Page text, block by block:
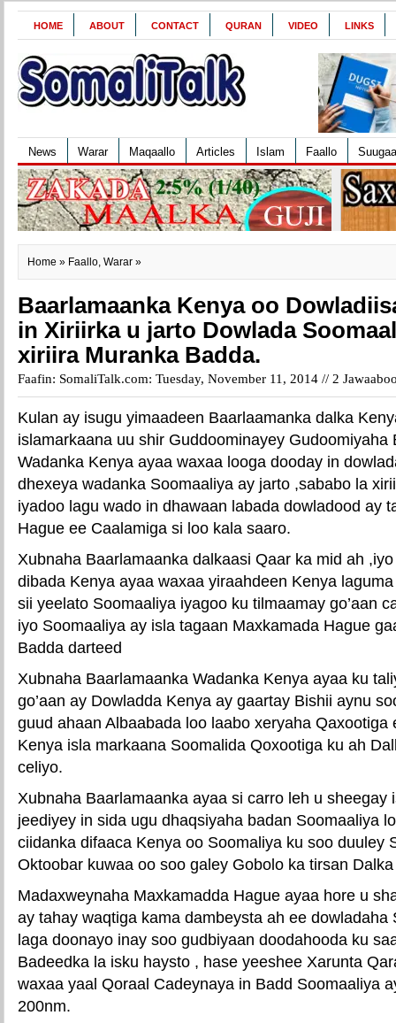
HOME ABOUT CONTACT QURAN VIDEO LINKS
News Warar Maqaallo Articles Islam Faallo
Home » Faallo, Warar »
Baarlamaanka Kenya oo
in Xiriirka u jarto Dowlada
xiriira Muranka Badda.
Faafin: SomaliTalk.com: Tuesday, November 11, 2014 // 2
Kulan ay isugu yimaadeen Baarlaamanka dalka
islamarkaana uu shir Guddoominayey Gudoomiyaha
Wadanka Kenya ayaa waxaa looga dooday in
dhexeya wadanka Soomaaliya ay jarto ,sababo la
iyadoo lagu wado in dhawaan labada dowladood ay
Hague ee Caalamiga si loo kala saaro.
Xubnaha Baarlamaanka dalkaasi Qaar ka mid ah
dibada Kenya ayaa waxaa yiraahdeen Kenya
sii yeelato Soomaaliya iyagoo ku tilmaamay go’aan
iyo Soomaaliya ay isla tagaan Maxkamada Hague
Badda darteed
Xubnaha Baarlamaanka Wadanka Kenya ayaa ku
go’aan ay Dowladda Kenya ay gaartay Bishii aynu
guud ahaan Albaabada loo laabo xeryaha Qaxootiga
Kenya isla markaana Soomalida Qoxootiga ku ah
celiyo.
Xubnaha Baarlamaanka ayaa si carro leh u sheegay
jeediyey in sida ugu dhaqsiyaha badan Soomaaliya
ciidanka difaaca Kenya oo Soomaliya ku soo duuley
Oktoobar kuwaa oo soo galey Gobolo ka tirsan
Madaxweynaha Maxkamadda Hague ayaa hore u
ay tahay waqtiga kama dambeysta ah ee dowladaha
laga doonayo inay soo gudbiyaan doodahooda ku
Badeedka la isku haysto , hase yeeshee Xarunta
waxaa yaal Qoraal Cadeynaya in Badd Soomaaliya
200nm.